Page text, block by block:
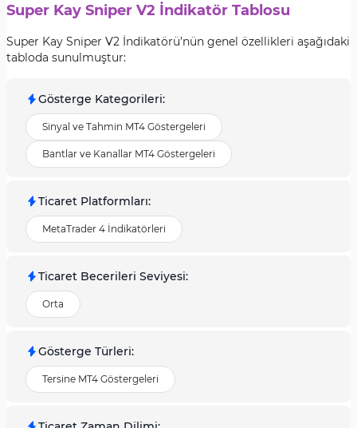
Super Kay Sniper V2 İndikatör Tablosu
Super Kay Sniper V2 İndikatörü’nün genel özellikleri aşağıdaki
tabloda sunulmuştur:
Gösterge Kategorileri:
Sinyal ve Tahmin MT4 Göstergeleri
Bantlar ve Kanallar MT4 Göstergeleri
Ticaret Platformları:
MetaTrader 4 İndikatörleri
Ticaret Becerileri Seviyesi:
Orta
Gösterge Türleri:
Tersine MT4 Göstergeleri